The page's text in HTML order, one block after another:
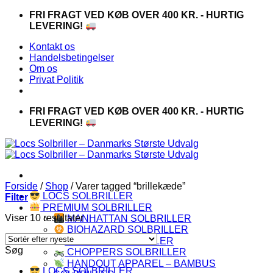
FortsætFRI FRAGT VED KØB OVER 400 KR. - HURTIG
LEVERING!
Kontakt os
Handelsbetingelser
Om os
Privat Politik
FRI FRAGT VED KØB OVER 400 KR. - HURTIG
LEVERING!
LOCS SOLBRILLER
PREMIUM SOLBRILLER
MANHATTAN SOLBRILLER
BIOHAZARD SOLBRILLER
CAPRAIA SOLBRILLER
CHOPPERS SOLBRILLER
HANDOUT APPAREL – BAMBUS
Forside / Shop /Varer tagged “brillekæde”
Filter
Viser 10 resultaterSorteret
efter
Søg